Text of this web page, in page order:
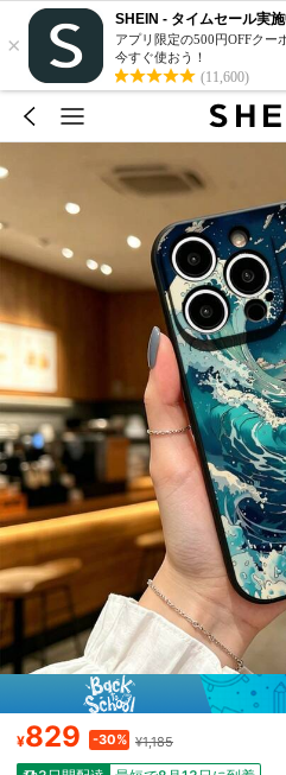
×
SHEIN - タイムセール実
アプリ限定の500円OFFクー
今すぐ使おう！
(11,600)
¥829 -30% ¥1,185